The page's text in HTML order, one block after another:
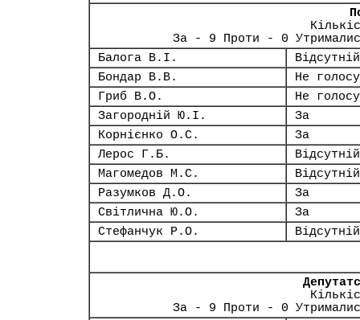
За - 9 Проти - 0
Балога В.І.
Відсутній
Бондар В.В.
Не
Гриб В.О.
Не
Загородній Ю.І.
За
Корнієнко О.С.
За
Лерос Г.Б.
Відсутній
Магомедов М.С.
Відсутній
Разумков Д.О.
За
Світлична Ю.О.
За
Стефанчук Р.О.
Відсутній
За - 9 Проти - 0